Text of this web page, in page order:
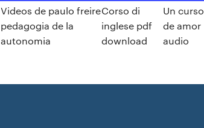
Videos de paulo freire
pedagogia de la
autonomia
Corso di
inglese pdf
download
Un curso
de amor
audio